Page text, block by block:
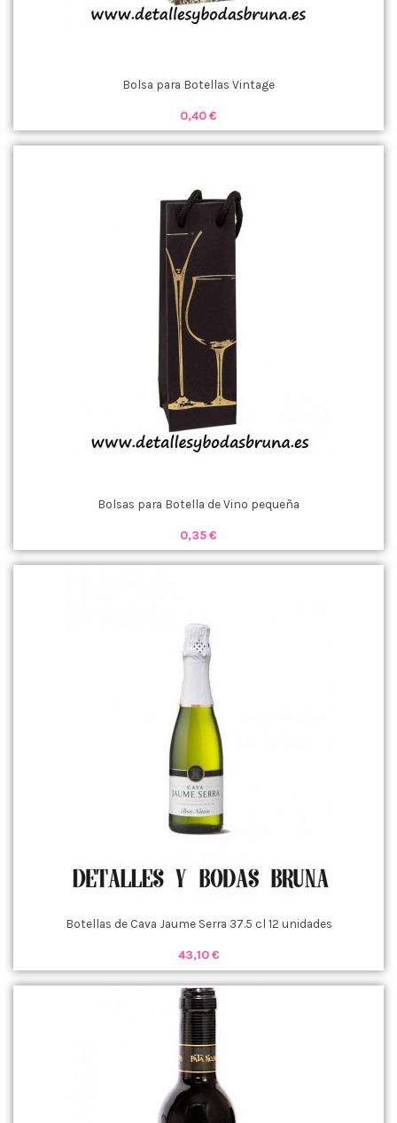
Bolsa para Botellas Vintage
0,40 €
Bolsas para Botella de Vino pequeña
0,35 €
Botellas de Cava Jaume Serra 37.5 cl 12 unidades
43,10 €